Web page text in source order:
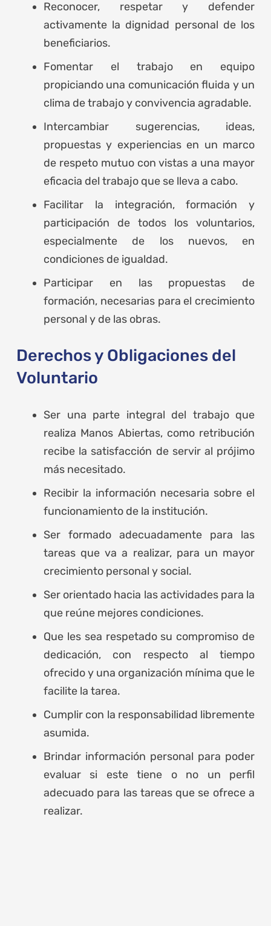
Reconocer, respetar y defender
activamente la dignidad personal de los
beneficiarios.
Fomentar el trabajo en equipo
propiciando una comunicación fluida y un
clima de trabajo y convivencia agradable.
Intercambiar sugerencias, ideas,
propuestas y experiencias en un marco
de respeto mutuo con vistas a una mayor
eficacia del trabajo que se lleva a cabo.
Facilitar la integración, formación y
participación de todos los voluntarios,
especialmente de los nuevos, en
condiciones de igualdad.
Participar en las propuestas de
formación, necesarias para el crecimiento
personal y de las obras.
Derechos y Obligaciones del
Voluntario
Ser una parte integral del trabajo que
realiza Manos Abiertas, como retribución
recibe la satisfacción de servir al prójimo
más necesitado.
Recibir la información necesaria sobre el
funcionamiento de la institución.
Ser formado adecuadamente para las
tareas que va a realizar, para un mayor
crecimiento personal y social.
Ser orientado hacia las actividades para la
que reúne mejores condiciones.
Que les sea respetado su compromiso de
dedicación, con respecto al tiempo
ofrecido y una organización mínima que le
facilite la tarea.
Cumplir con la responsabilidad libremente
asumida.
Brindar información personal para poder
evaluar si este tiene o no un perfil
adecuado para las tareas que se ofrece a
realizar.